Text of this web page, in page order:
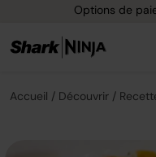
Options de
Accueil Découvrir